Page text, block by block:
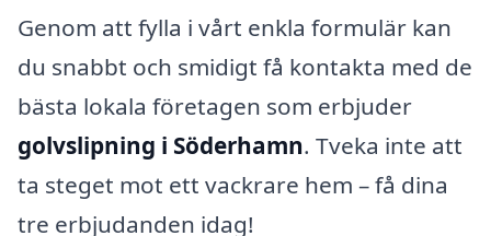
Genom att fylla i vårt enkla formulär kan
du snabbt och smidigt få kontakta med de
bästa lokala företagen som erbjuder
golvslipning i Söderhamn. Tveka inte att
ta steget mot ett vackrare hem – få dina
tre erbjudanden idag!